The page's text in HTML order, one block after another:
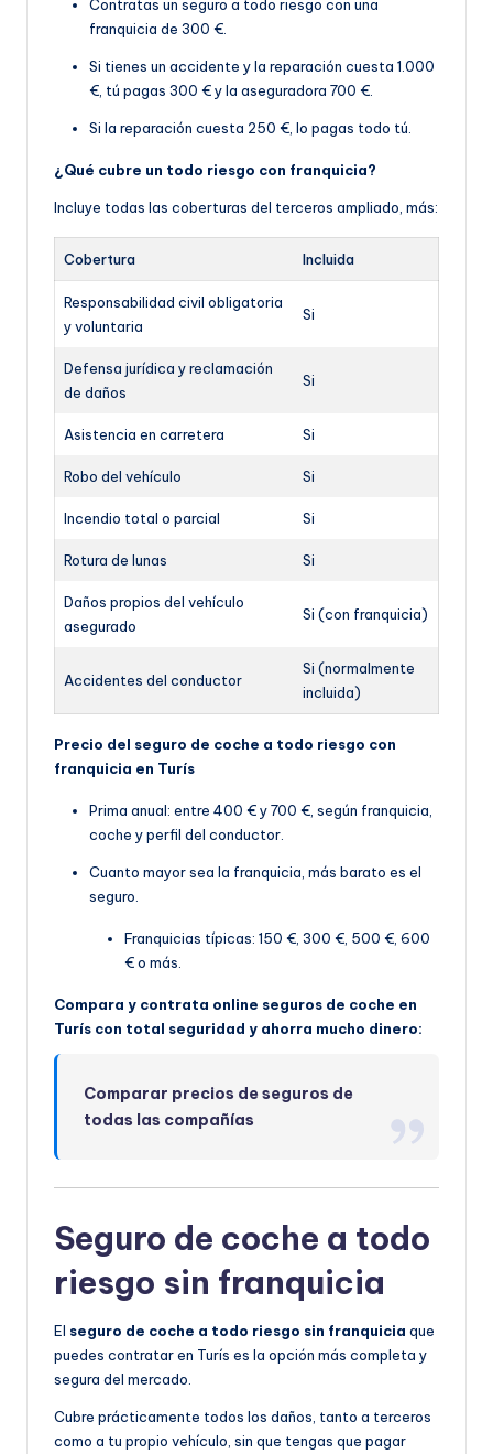
Contratas un seguro a todo riesgo con una
franquicia de 300 €.
Si tienes un accidente y la reparación cuesta 1.000
€, tú pagas 300 € y la aseguradora 700 €.
Si la reparación cuesta 250 €, lo pagas todo tú.
¿Qué cubre un todo riesgo con franquicia?
Incluye todas las coberturas del terceros ampliado, más:
Cobertura Incluida
Responsabilidad civil obligatoria
y voluntaria
Si
Defensa jurídica y reclamación
de daños
Si
Asistencia en carretera Si
Robo del vehículo Si
Incendio total o parcial Si
Rotura de lunas Si
Daños propios del vehículo
asegurado
Si (con franquicia)
Accidentes del conductor
Si (normalmente
incluida)
Precio del seguro de coche a todo riesgo con
franquicia en Turís
Prima anual: entre 400 € y 700 €, según franquicia,
coche y perfil del conductor.
Cuanto mayor sea la franquicia, más barato es el
seguro.
Franquicias típicas: 150 €, 300 €, 500 €, 600
€ o más.
Compara y contrata online seguros de coche en
Turís con total seguridad y ahorra mucho dinero:
Comparar precios de seguros de
todas las compañías
Seguro de coche a todo
riesgo sin franquicia
El seguro de coche a todo riesgo sin franquicia que
puedes contratar en Turís es la opción más completa y
segura del mercado.
Cubre prácticamente todos los daños, tanto a terceros
como a tu propio vehículo, sin que tengas que pagar